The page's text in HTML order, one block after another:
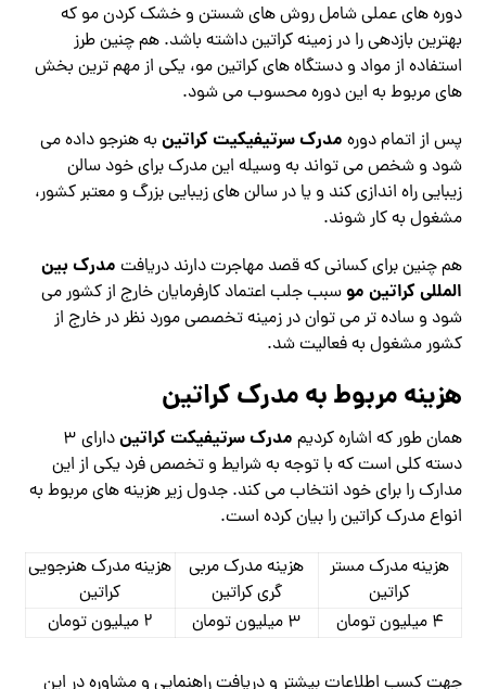
دوره های عملی شامل روش های شستن و خشک کردن مو که
بهترین بازدهی را در زمینه کراتین داشته باشد. هم چنین طرز
استفاده از مواد و دستگاه های کراتین مو، یکی از مهم ترین بخش
های مربوط به این دوره محسوب می شود.
پس از اتمام دوره مدرک سرتیفیکیت کراتین به هنرجو داده می
شود و شخص می تواند به وسیله این مدرک برای خود سالن
زیبایی راه اندازی کند و یا در سالن های زیبایی بزرگ و معتبر کشور،
مشغول به کار شوند.
هم چنین برای کسانی که قصد مهاجرت دارند دریافت مدرک بین
المللی کراتین مو سبب جلب اعتماد کارفرمایان خارج از کشور می
شود و ساده تر می توان در زمینه تخصصی مورد نظر در خارج از
کشور مشغول به فعالیت شد.
هزینه مربوط به مدرک کراتین
همان طور که اشاره کردیم مدرک سرتیفیکت کراتین
دارای 3
دسته کلی است که با توجه به شرایط و تخصص فرد یکی از این
مدارک را برای خود انتخاب می کند. جدول زیر هزینه های مربوط به
انواع مدرک کراتین را بیان کرده است.
هزینه مدرک مستر
کراتین
هزینه مدرک مربی
گری کراتین
هزینه مدرک هنرجویی
کراتین
4 میلیون تومان
3 میلیون تومان 2 میلیون تومان
جهت کسب اطلاعات بیشتر و دریافت راهنمایی و مشاوره در این